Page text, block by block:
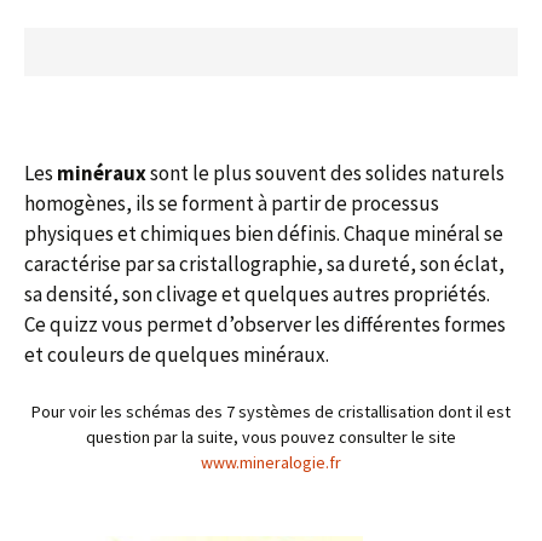
Les minérauxsont le plus souvent des solides naturels
homogènes, ils se forment à partir de processus
physiques et chimiques bien définis. Chaque minéral se
caractérise par sa cristallographie, sa dureté, son éclat,
sa densité, son clivage et quelques autres propriétés.
Ce quizz vous permet d’observer les différentes formes
et couleurs de quelques minéraux.
Pour voir les schémas des 7 systèmes de cristallisation dont il est
question par la suite, vous pouvez consulter le site
www.mineralogie.fr